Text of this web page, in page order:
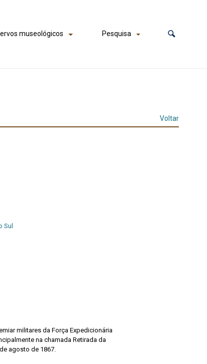
museológicos Pesquisa
Voltar
Sul
militares da Força Expedicionária
na chamada Retirada da
agosto de 1867.